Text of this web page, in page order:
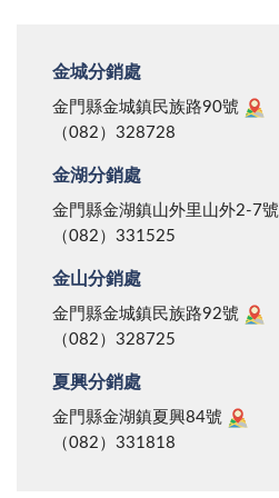
金城分銷處
金門縣金城鎮民族路90號
（082）328728
金湖分銷處
金門縣金湖鎮山外里山外2-7號
（082）331525
金山分銷處
金門縣金城鎮民族路92號
（082）328725
夏興分銷處
金門縣金湖鎮夏興84號
（082）331818